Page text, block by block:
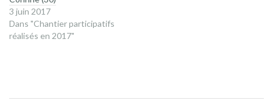
3 juin 2017
Dans "Chantier participatifs
réalisés en 2017"